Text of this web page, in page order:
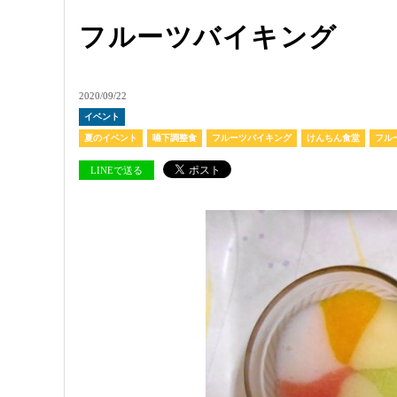
フルーツバイキング
2020/09/22
イベント
夏のイベント 嚥下調整食 フルーツバイキング けんちん食堂 フル
LINEで送る